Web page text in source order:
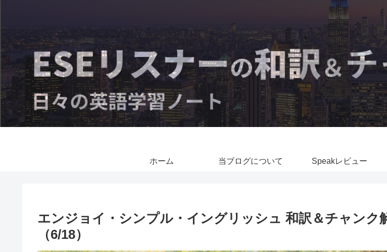
ホーム 当ブログについて Speakレビュー
エンジョイ・シンプル・イングリッシュ 和訳＆チャンク
（6/18）